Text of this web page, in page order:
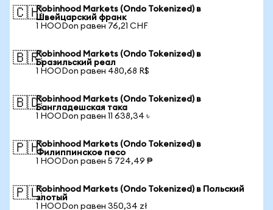
🇨🇭Robinhood Markets (Ondo Tokenized) в
Швейцарский франк
1 HOODon равен 76,21 CHF
🇧🇷Robinhood Markets (Ondo Tokenized) в
Бразильский реал
1 HOODon равен 480,68 R$
🇧🇩Robinhood Markets (Ondo Tokenized) в
Бангладешская така
1 HOODon равен 11 638,34 ৳
🇵🇭Robinhood Markets (Ondo Tokenized) в
Филиппинское песо
1 HOODon равен 5 724,49 ₱
🇵🇱Robinhood Markets (Ondo Tokenized) в Польский
злотый
1 HOODon равен 350,34 zł